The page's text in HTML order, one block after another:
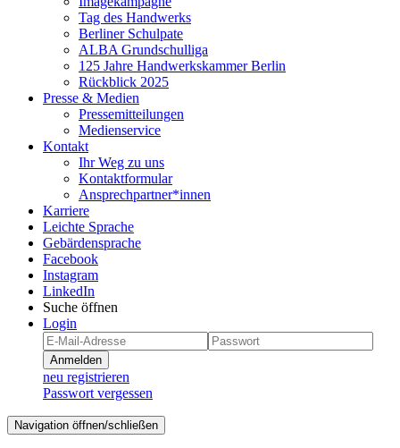
Tag des Handwerks
Berliner Schulpate
ALBA Grundschulliga
125 Jahre Handwerkskammer Berlin
Rückblick 2025
Presse & Medien
Pressemitteilungen
Medienservice
Kontakt
Ihr Weg zu uns
Kontaktformular
Ansprechpartner*innen
Karriere
Leichte Sprache
Gebärdensprache
Facebook
Instagram
LinkedIn
Suche öffnen
Login
Anmelden
neu registrieren
Passwort vergessen
Navigation öffnen/schließen